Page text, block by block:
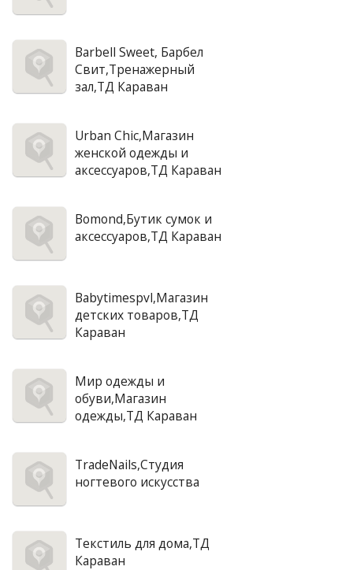
Barbell Sweet, Барбел
Свит,Тренажерный
зал,ТД Караван
Urban Chic,Магазин
женской одежды и
аксессуаров,ТД Караван
Bomond,Бутик сумок и
аксессуаров,ТД Караван
Babytimespvl,Магазин
детских товаров,ТД
Караван
Мир одежды и
обуви,Магазин
одежды,ТД Караван
TradeNails,Студия
ногтевого искусства
Текстиль для дома,ТД
Караван